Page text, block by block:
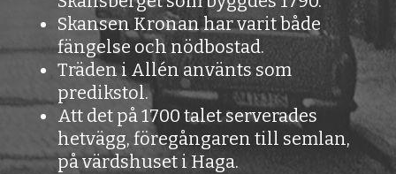
Skansen Kronan har varit både
fängelse och nödbostad.
Träden i Allén använts som
predikstol.
Att det på 1700 talet serverades
hetvägg, föregångaren till semlan,
på värdshuset i Haga.